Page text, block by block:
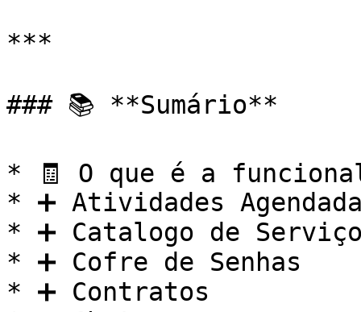
***
### 📚 **Sumário**
* 🧾 O que é a
* ➕ Atividades
* ➕ Catalogo de
* ➕ Cofre de Senhas
* ➕ Contratos